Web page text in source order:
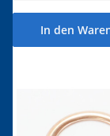
In den